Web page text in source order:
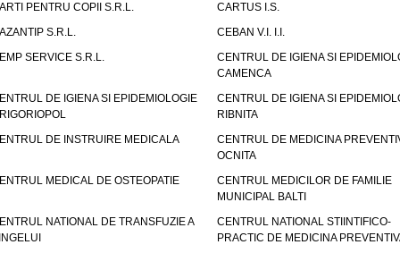
PENTRU COPII S.R.L.
CARTUS I.S.
S.R.L.
CEBAN V.I. I.I.
SERVICE S.R.L.
CENTRUL DE IGIENA SI
CAMENCA
DE IGIENA SI EPIDEMIOLOGIE
CENTRUL DE IGIENA SI
RIBNITA
DE INSTRUIRE MEDICALA
CENTRUL DE MEDICINA
OCNITA
MEDICAL DE OSTEOPATIE
CENTRUL MEDICILOR DE FAMILIE
MUNICIPAL BALTI
NATIONAL DE TRANSFUZIE A
CENTRUL NATIONAL STIINTIFICO-
PRACTIC DE MEDICINA